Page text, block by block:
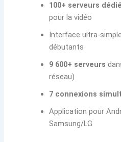
100+ serveurs
pour la vidéo
Interface ultra-
débutants
9 600+ serveurs
réseau)
7 connexions
Application pour
Samsung/LG